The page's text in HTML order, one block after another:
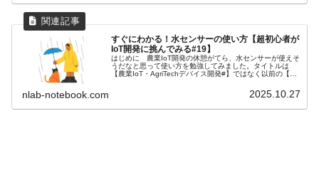
すぐにわかる！水センサーの使い方【超初心者が
IoT開発に挑んでみる#19】
はじめに 農業IoT開発の休憩がてら、水センサーが使えそ
うだなと思って使い方を勉強してみました。タイトルは
【農業IoT・AgriTechデバイス開発#】ではなく以前の【超
nlab-notebook.com 2025.10.27